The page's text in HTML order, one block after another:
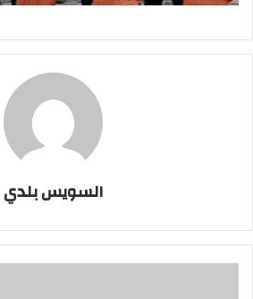
السويس بلدي